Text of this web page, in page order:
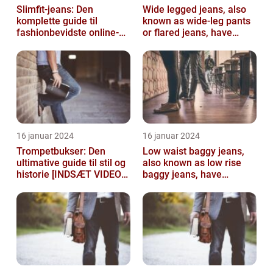
Slimfit-jeans: Den
komplette guide til
fashionbevidste online-
Wide legged jeans, also
known as wide-leg pants
or flared jeans, have
people...
16 januar 2024
Trompetbukser: Den
ultimative guide til stil og
historie [INDSÆT VIDEO
16 januar 2024
Low waist baggy jeans,
also known as low rise
baggy jeans, have
fashion choice for ...